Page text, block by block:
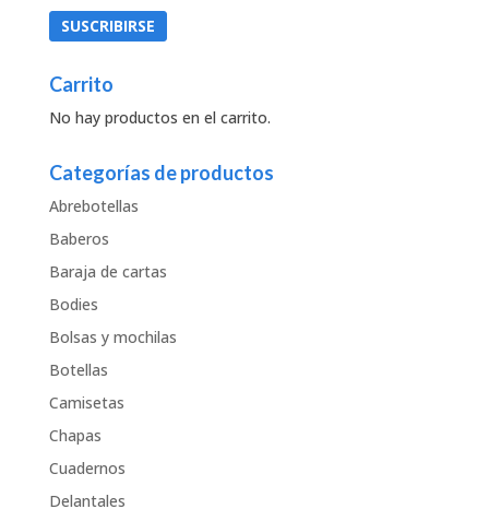
Carrito
No hay productos en el carrito.
Categorías de productos
Abrebotellas
Baberos
Baraja de cartas
Bodies
Bolsas y mochilas
Botellas
Camisetas
Chapas
Cuadernos
Delantales